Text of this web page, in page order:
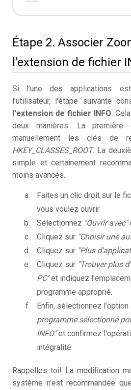
Étape 2. Associer
l'extension de fichier
Si l'une des applications
l'utilisateur, l'étape suivante
l'extension de fichier INFO.
deux manières. La
manuellement les clés de
HKEY_CLASSES_ROOT. La
simple et certainement
moins avancés.
Faites un clic droit sur le
vous voulez ouvrir
Sélectionnez "Ouvrir avec"
Cliquez sur "Choisir une
Cliquez sur "Plus
Cliquez sur "Trouver plus
PC"et indiquez
programme approprié.
Enfin, sélectionnez l'option
programme sélectionné
INFO"et confirmez
intégralité.
Rappelles toi! La modification
système n’est recommandée